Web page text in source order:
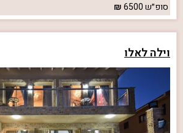
סופ״ש6500
וילה לאלו